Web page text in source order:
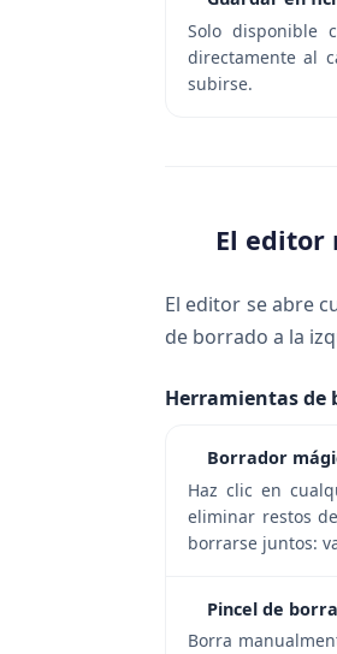
Solo disponible
directamente al
subirse.
El editor
El editor se abre
de borrado a la
Herramientas de
Borrador
Haz clic en
eliminar restos
borrarse juntos:
Pincel de
Borra